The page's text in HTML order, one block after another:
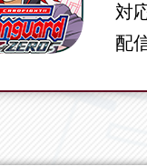
対
配